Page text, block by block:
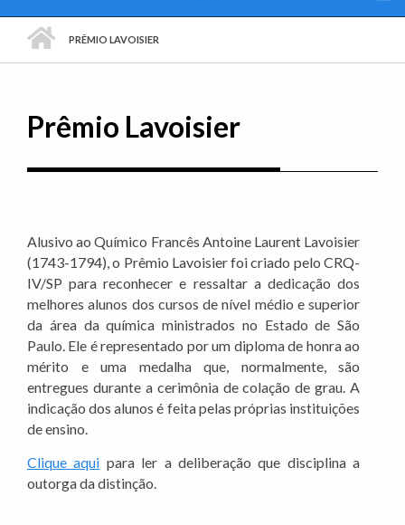
PRÊMIO LAVOISIER
Prêmio Lavoisier
Alusivo ao Químico Francês Antoine Laurent Lavoisier
(1743-1794), o Prêmio Lavoisier foi criado pelo CRQ-
IV/SP para reconhecer e ressaltar a dedicação dos
melhores alunos dos cursos de nível médio e superior
da área da química ministrados no Estado de São
Paulo. Ele é representado por um diploma de honra ao
mérito e uma medalha que, normalmente, são
entregues durante a cerimônia de colação de grau. A
indicação dos alunos é feita pelas próprias instituições
de ensino.
Clique aqui para ler a deliberação que disciplina a
outorga da distinção.